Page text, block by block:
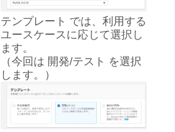
テンプレート では、利用する
ユースケースに応じて選択し
ます。
（今回は 開発/テスト を選択
します。）